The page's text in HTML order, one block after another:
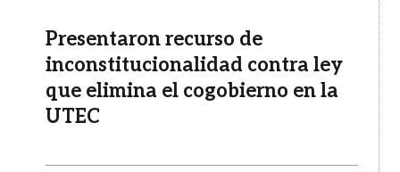
Presentaron recurso de
inconstitucionalidad contra ley
que elimina el cogobierno en la
UTEC